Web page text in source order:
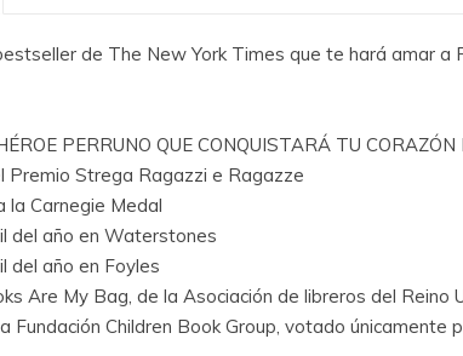
de The New York Times que te hará amar a
PERRUNO QUE CONQUISTARÁ TU
Premio Strega Ragazzi e Ragazze
la Carnegie Medal
del año en Waterstones
del año en Foyles
Are My Bag, de la Asociación de libreros del Reino
la Fundación Children Book Group, votado únicamente